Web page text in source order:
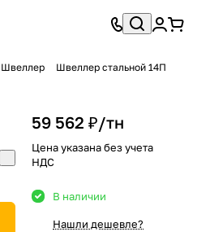
Швеллер Швеллер стальной 14П
59 562 ₽/тн
Цена указана без учета
НДС
В наличии
Нашли дешевле?